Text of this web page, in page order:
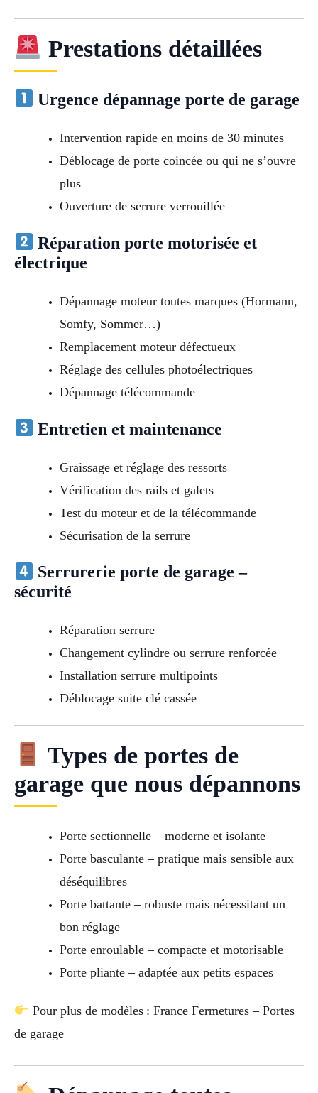
Prestations détaillées
Urgence dépannage porte de garage
Intervention rapide en moins de 30 minutes
Déblocage de porte coincée ou qui ne s’ouvre
plus
Ouverture de serrure verrouillée
Réparation porte motorisée et
électrique
Dépannage moteur toutes marques (Hormann,
Somfy, Sommer…)
Remplacement moteur défectueux
Réglage des cellules photoélectriques
Dépannage télécommande
Entretien et maintenance
Graissage et réglage des ressorts
Vérification des rails et galets
Test du moteur et de la télécommande
Sécurisation de la serrure
Serrurerie porte de garage –
sécurité
Réparation serrure
Changement cylindre ou serrure renforcée
Installation serrure multipoints
Déblocage suite clé cassée
Types de portes de
garage que nous dépannons
Porte sectionnelle – moderne et isolante
Porte basculante – pratique mais sensible aux
déséquilibres
Porte battante – robuste mais nécessitant un
bon réglage
Porte enroulable – compacte et motorisable
Porte pliante – adaptée aux petits espaces
Pour plus de modèles : France Fermetures – Portes
de garage